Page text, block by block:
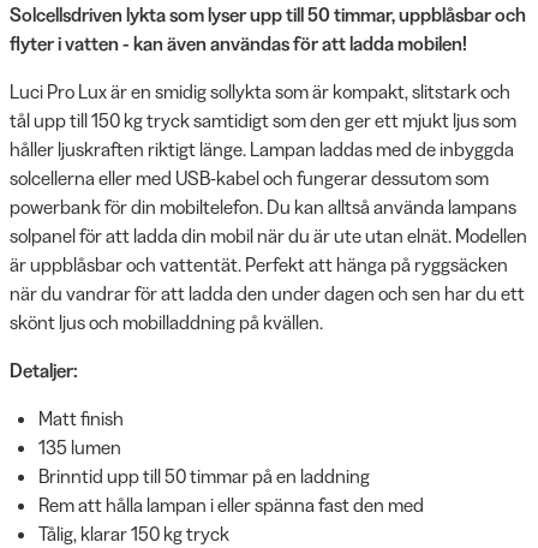
Solcellsdriven lykta som lyser upp till 50 timmar, uppblåsbar och
flyter i vatten - kan även användas för att ladda mobilen!
Luci Pro Lux är en smidig sollykta som är kompakt, slitstark och
tål upp till 150 kg tryck samtidigt som den ger ett mjukt ljus som
håller ljuskraften riktigt länge. Lampan laddas med de inbyggda
solcellerna eller med USB-kabel och fungerar dessutom som
powerbank för din mobiltelefon. Du kan alltså använda lampans
solpanel för att ladda din mobil när du är ute utan elnät. Modellen
är uppblåsbar och vattentät. Perfekt att hänga på ryggsäcken
när du vandrar för att ladda den under dagen och sen har du ett
skönt ljus och mobilladdning på kvällen.
Detaljer:
Matt finish
135 lumen
Brinntid upp till 50 timmar på en laddning
Rem att hålla lampan i eller spänna fast den med
Tålig, klarar 150 kg tryck